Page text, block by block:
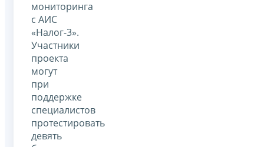
мониторинга
с АИС
«Налог-3».
Участники
проекта
могут
при
поддержке
специалистов
протестировать
девять